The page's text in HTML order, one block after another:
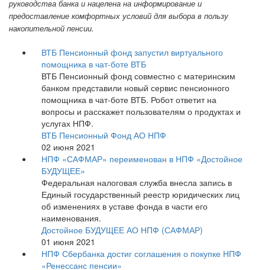
руководства банка и нацелена на информирование и
предоставление комфортных условий для выбора в пользу
накопительной пенсии.
ВТБ Пенсионный фонд запустил виртуального
помощника в чат-боте ВТБ
ВТБ Пенсионный фонд совместно с материнским
банком представили новый сервис пенсионного
помощника в чат-боте ВТБ. Робот ответит на
вопросы и расскажет пользователям о продуктах и
услугах НПФ.
ВТБ Пенсионный Фонд АО НПФ
02 июня 2021
НПФ «САФМАР» переименован в НПФ «Достойное
БУДУЩЕЕ»
Федеральная налоговая служба внесла запись в
Единый государственный реестр юридических лиц
об изменениях в уставе фонда в части его
наименования.
Достойное БУДУЩЕЕ АО НПФ (САФМАР)
01 июня 2021
НПФ Сбербанка достиг соглашения о покупке НПФ
«Ренессанс пенсии»